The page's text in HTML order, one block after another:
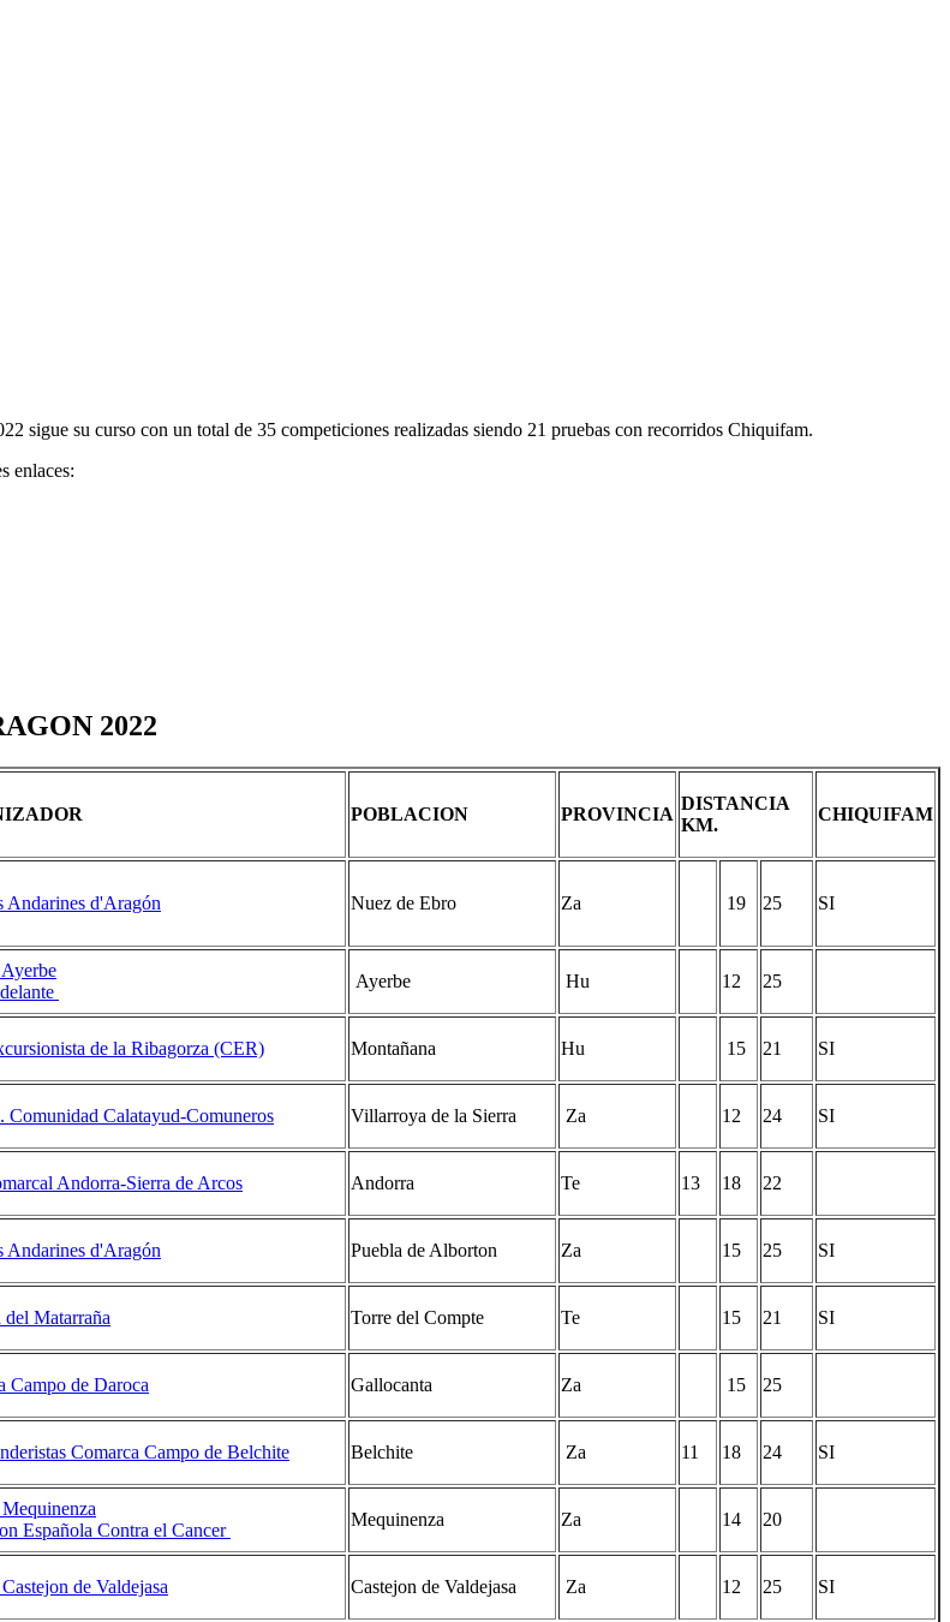
sigue su curso con un total de 35 competiciones realizadas siendo 21 pruebas con recorridos Chiquifam.
enlaces:
2022
POBLACION PROVINCIA
DISTANCIA
KM.
CHIQUIFAM
Andarines d'Aragón Nuez de Ebro Za 19 25 SI
Ayerbe Hu 12 25
de la Ribagorza (CER) Montañana Hu 15 21 SI
Comunidad Calatayud-Comuneros Villarroya de la Sierra Za 12 24 SI
Andorra-Sierra de Arcos Andorra Te 13 18 22
Andarines d'Aragón Puebla de Alborton Za 15 25 SI
del Matarraña Torre del Compte Te 15 21 SI
Campo de Daroca Gallocanta Za 15 25
Comarca Campo de Belchite Belchite Za 11 18 24 SI
Española Contra el Cancer
Mequinenza Za 14 20
de Valdejasa Castejon de Valdejasa Za 12 25 SI